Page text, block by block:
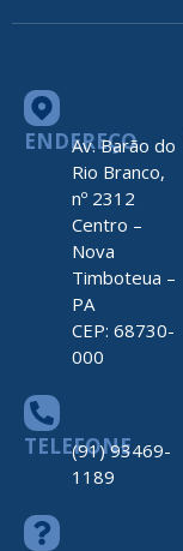
ENDEREÇO
Av. Barão do
Rio Branco,
nº 2312
Centro –
Nova
Timboteua –
PA
CEP: 68730-
000
TELEFONE
(91) 93469-
1189